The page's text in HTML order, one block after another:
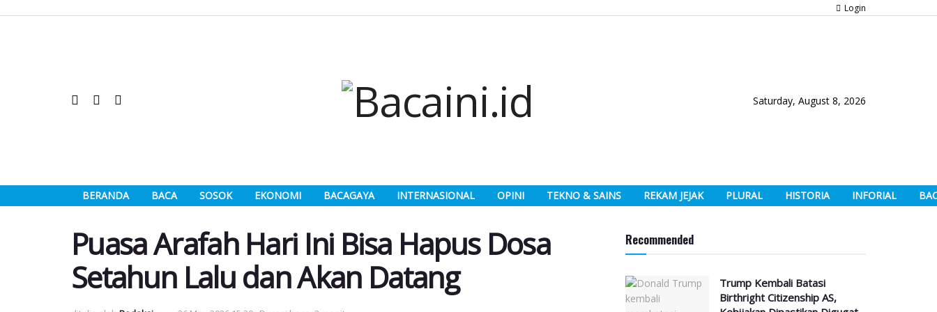
Login
Saturday, August 8, 2026
BERANDA BACA SOSOK EKONOMI BACAGAYA INTERNASIONAL OPINI TEKNO & SAINS REKAM JEJAK PLURAL HISTORIA INFORIAL
Puasa Arafah Hari Ini Bisa Hapus Dosa
Setahun Lalu dan Akan Datang
Recommended
Trump Kembali Batasi
Birthright Citizenship AS,